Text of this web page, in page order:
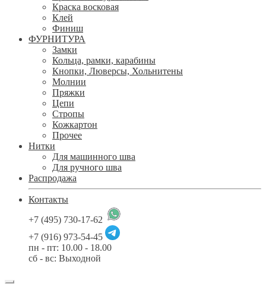
Краска восковая
Клей
Финиш
ФУРНИТУРА
Замки
Кольца, рамки, карабины
Кнопки, Люверсы, Хольнитены
Молнии
Пряжки
Цепи
Стропы
Кожкартон
Прочее
Нитки
Для машинного шва
Для ручного шва
Распродажа
Контакты
+7 (495) 730-17-62
+7 (916) 973-54-45
пн - пт: 10.00 - 18.00
сб - вс: Выходной